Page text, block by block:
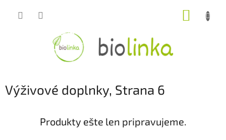
Výživové doplnky, Strana 6
Produkty ešte len pripravujeme.